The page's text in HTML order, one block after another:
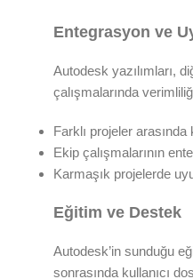
Entegrasyon ve
Autodesk yazılımları,
çalışmalarında
Farklı projeler arasında
Ekip çalışmalarının
Karmaşık projelerde
Eğitim ve Destek
Autodesk’in sunduğu
sonrasında kullanıcı